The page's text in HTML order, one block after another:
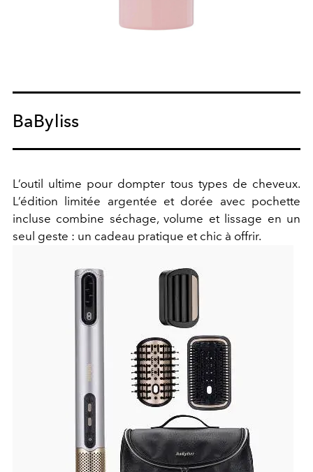
BaByliss
L’outil ultime pour dompter tous types de cheveux.
L’édition limitée argentée et dorée avec pochette
incluse combine séchage, volume et lissage en un
seul geste : un cadeau pratique et chic à offrir.